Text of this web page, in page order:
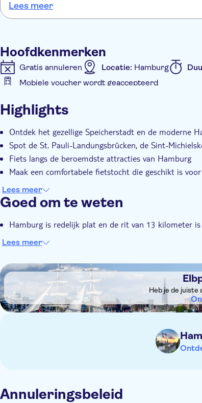
Lees meer
Hoofdkenmerken
Gratis annuleren Locatie: Hamburg
Mobiele voucher wordt geaccepteerd
Instant confirmation
Highlights
Ontdek het gezellige Speicherstadt en de moderne
Spot de St. Pauli-Landungsbrücken, de Sint-
Fiets langs de beroemdste attracties van Hamburg
Maak een comfortabele fietstocht die geschikt is
Lees meer
Goed om te weten
Hamburg is redelijk plat en de rit van 13 kilometer
Lees meer
DSA1Elbphilharmonie
Heb je de
Annuleringsbeleid